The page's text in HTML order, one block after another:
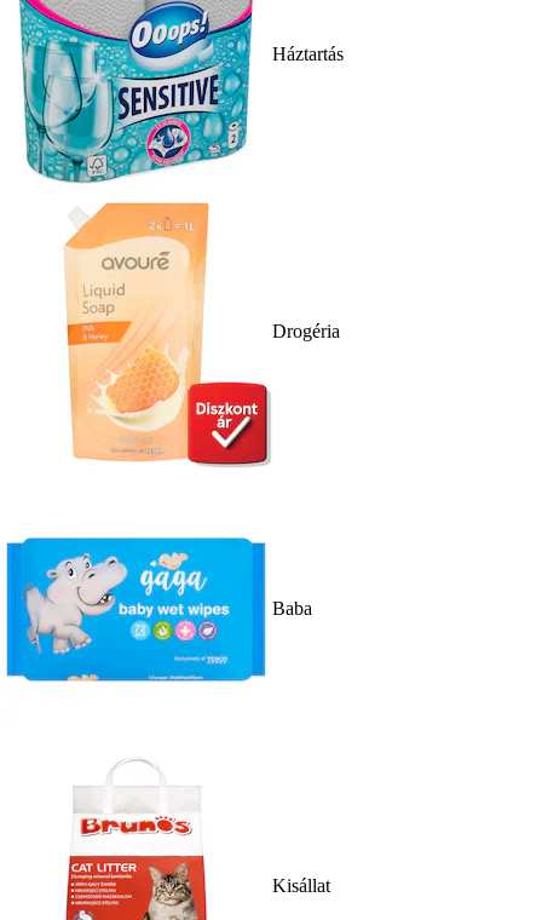
Háztartás
Drogéria
Baba
Kisállat